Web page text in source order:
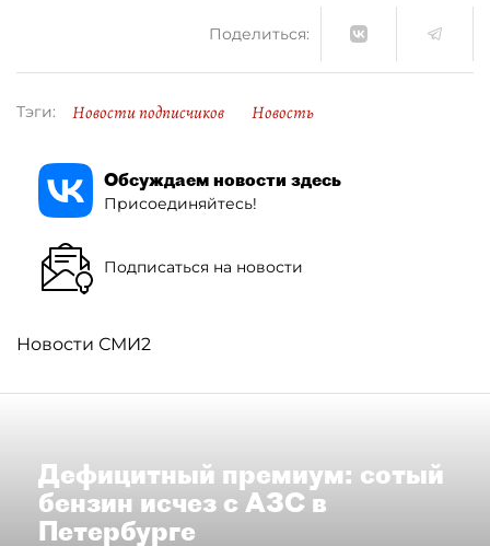
Поделиться:
Тэги: Новости подписчиков Новость
Обсуждаем новости здесь
Присоединяйтесь!
Подписаться на новости
Новости СМИ2
Дефицитный премиум: сотый
бензин исчез с АЗС в
Петербурге